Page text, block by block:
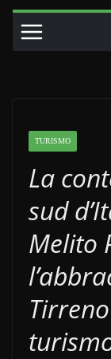
TURISMO
La
sud
Melito